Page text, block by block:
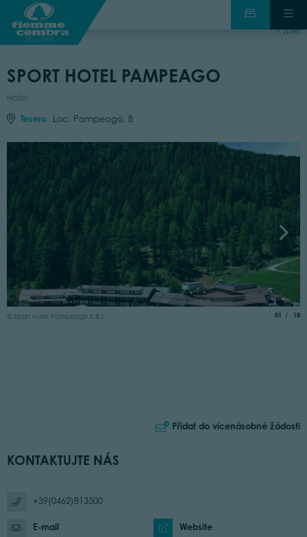
zpět
SPORT HOTEL PAMPEAGO
Hotel
Tesero Loc. Pampeago, 8
© Sport Hotel Pampeago S.R.L. 01 of
18
Přidat do vícenásobné žádosti
KONTAKTUJTE NÁS
+39(0462)813500
E-mail Website